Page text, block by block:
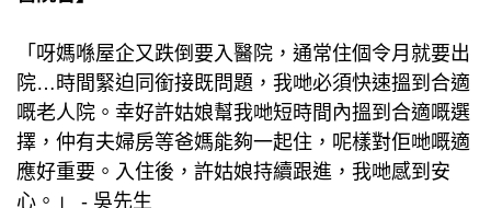
「呀媽喺屋企又跌倒要入醫院，通常住個令月就要出
院…時間緊迫同銜接既問題，我哋必須快速搵到合適
嘅老人院。幸好許姑娘幫我哋短時間內搵到合適嘅選
擇，仲有夫婦房等爸媽能夠一起住，呢樣對佢哋嘅適
應好重要。入住後，許姑娘持續跟進，我哋感到安
心。」 - 吳先生